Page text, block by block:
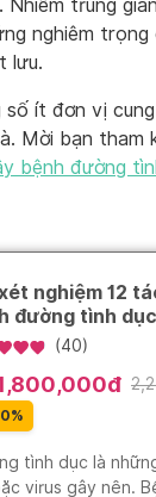
Nhiễm trùng
nghiêm trọng
lưu.
ít đơn vị
Mời bạn tham
bệnh đường